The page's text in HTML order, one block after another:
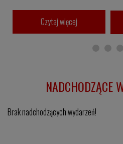
Czytaj więcej
NADCHODZĄCE
Brak nadchodzących wydarzeń!